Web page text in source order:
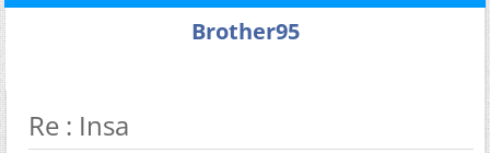
Brother95
Re : Insa